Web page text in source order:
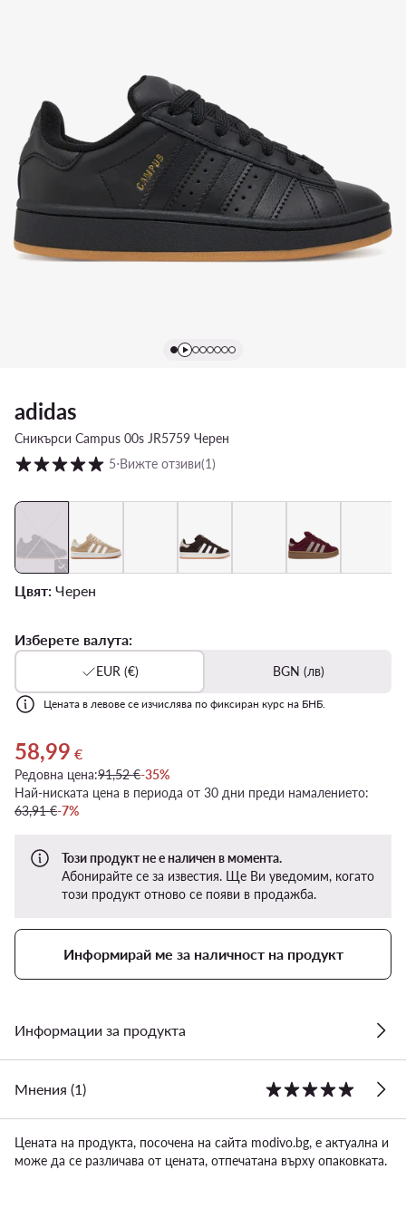
adidas
Сникърси Campus 00s JR5759 Черен
Оценка на клиентите в скала от 1 до 5
5⋅Вижте отзиви(1)
Цвят: Черен
Изберете валута:
EUR (€) BGN (лв)
Цената в левове се изчислява по фиксиран курс на БНБ.
Актуална цена 58,99 €
58,99 €
Редовна цена:91,52 €-35%
Най-ниската цена в периода от 30 дни преди намалението:
63,91 €-7%
Този продукт не е наличен в момента.
Абонирайте се за известия. Ще Ви уведомим, когато
този продукт отново се появи в продажба.
Информирай ме за наличност на продукт
Информации за продукта
Мнения (1)
Цената на продукта, посочена на сайта modivo.bg, е актуална и
може да се различава от цената, отпечатана върху опаковката.